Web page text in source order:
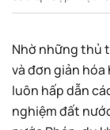
Nhờ những thủ
và đơn giản
luôn hấp dẫn
nghiệm đất